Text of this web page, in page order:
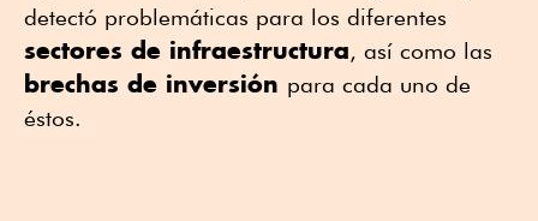
detectó problemáticas para los diferentes
sectores de infraestructura, así como las
brechas de inversión para cada uno de
éstos.